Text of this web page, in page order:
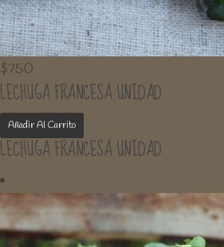
$750
LECHUGA FRANCESA UNIDAD
Añadir Al Carrito
LECHUGA FRANCESA UNIDAD